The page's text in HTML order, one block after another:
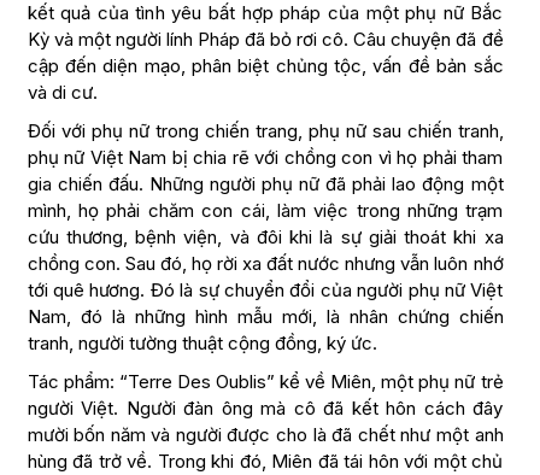
kết quả của tình yêu bất hợp pháp của một phụ nữ Bắc
Kỳ và một người lính Pháp đã bỏ rơi cô. Câu chuyện đã đề
cập đến diện mạo, phân biệt chủng tộc, vấn đề bản sắc
và di cư.
Đối với phụ nữ trong chiến trang, phụ nữ sau chiến tranh,
phụ nữ Việt Nam bị chia rẽ với chồng con vì họ phải tham
gia chiến đấu. Những người phụ nữ đã phải lao động một
mình, họ phải chăm con cái, làm việc trong những trạm
cứu thương, bệnh viện, và đôi khi là sự giải thoát khi xa
chồng con. Sau đó, họ rời xa đất nước nhưng vẫn luôn nhớ
tới quê hương. Đó là sự chuyển đổi của người phụ nữ Việt
Nam, đó là những hình mẫu mới, là nhân chứng chiến
tranh, người tường thuật cộng đồng, ký ức.
Tác phẩm: “Terre Des Oublis” kể về Miên, một phụ nữ trẻ
người Việt. Người đàn ông mà cô đã kết hôn cách đây
mười bốn năm và người được cho là đã chết như một anh
hùng đã trở về. Trong khi đó, Miên đã tái hôn với một chủ